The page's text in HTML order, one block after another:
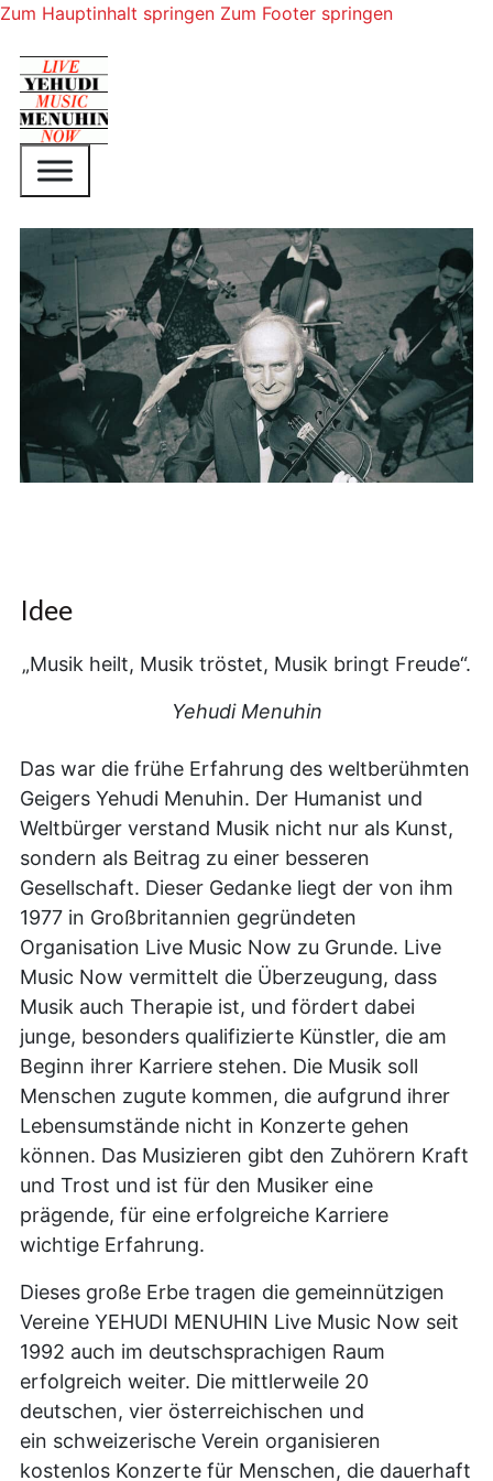
Zum Hauptinhalt springen Zum Footer springen
Idee
„Musik heilt, Musik tröstet, Musik bringt Freude“.
Yehudi Menuhin
Das war die frühe Erfahrung des weltberühmten
Geigers Yehudi Menuhin. Der Humanist und
Weltbürger verstand Musik nicht nur als Kunst,
sondern als Beitrag zu einer besseren
Gesellschaft. Dieser Gedanke liegt der von ihm
1977 in Großbritannien gegründeten
Organisation Live Music Now zu Grunde. Live
Music Now vermittelt die Überzeugung, dass
Musik auch Therapie ist, und fördert dabei
junge, besonders qualifizierte Künstler, die am
Beginn ihrer Karriere stehen. Die Musik soll
Menschen zugute kommen, die aufgrund ihrer
Lebensumstände nicht in Konzerte gehen
können. Das Musizieren gibt den Zuhörern Kraft
und Trost und ist für den Musiker eine
prägende, für eine erfolgreiche Karriere
wichtige Erfahrung.
Dieses große Erbe tragen die gemeinnützigen
Vereine YEHUDI MENUHIN Live Music Now seit
1992 auch im deutschsprachigen Raum
erfolgreich weiter. Die mittlerweile 20
deutschen, vier österreichischen und
ein schweizerische Verein organisieren
kostenlos Konzerte für Menschen, die dauerhaft